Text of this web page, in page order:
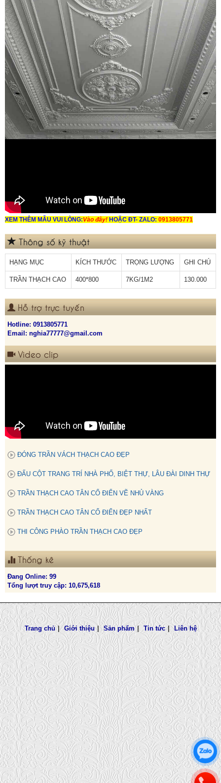
XEM THÊM MẪU VUI LÒNG:Vào đây! HOẶC ĐT- ZALO: 0913805771
Thông số kỹ thuật
HẠNG MỤC KÍCH THƯỚC TRỌNG LƯỢNG GHI CHÚ
TRẦN THẠCH CAO 400*800 7KG/1M2 130.000
Hỗ trợ trực tuyến
Hotline: 0913805771
Email: nghia77777@gmail.com
Video clip
ĐÓNG TRẦN VÁCH THẠCH CAO ĐẸP
ĐẤU CỘT TRANG TRÍ NHÀ PHỐ, BIỆT THỰ, LÂU ĐÀI DINH THỰ
TRẦN THẠCH CAO TÂN CỔ ĐIỂN VẼ NHỦ VÀNG
TRẦN THẠCH CAO TÂN CỔ ĐIỂN ĐẸP NHẤT
THI CÔNG PHÀO TRẦN THẠCH CAO ĐẸP
Thống kê
Đang Online: 99
Tổng lượt truy cập: 10,675,618
Trang chủ | Giới thiệu | Sản phẩm | Tin tức | Liên hệ